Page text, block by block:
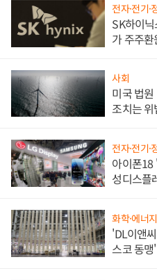
전자·전기·
SK하이
가 주주
사회
미국 법
조치는
전자·전기·
아이폰18
성디스플
화학·에너지
'DL이앤
스코 동